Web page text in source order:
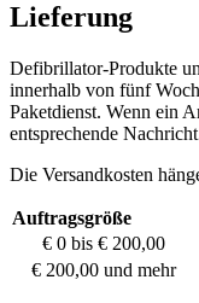
Lieferung
Defibrillator-Produkte
innerhalb von fünf
Paketdienst. Wenn ein
entsprechende
Die Versandkosten
Auftragsgröße
€ 0 bis € 200,00
€ 200,00 und mehr